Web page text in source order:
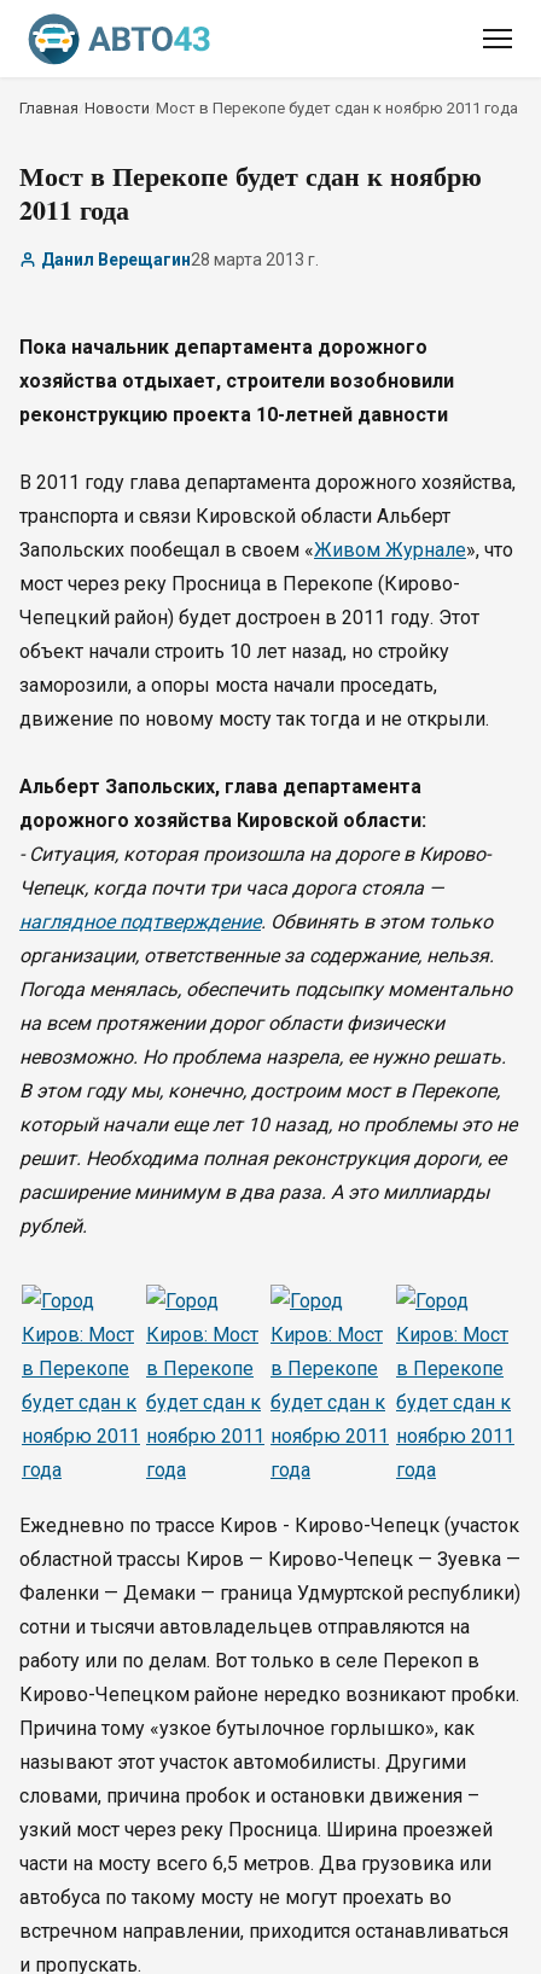
Главная Новости Мост в Перекопе будет сдан к ноябрю 2011 года
Мост в Перекопе будет сдан к ноябрю
2011 года
Данил Верещагин28 марта 2013 г.
Пока начальник департамента дорожного
хозяйства отдыхает, строители возобновили
реконструкцию проекта 10-летней давности
В 2011 году глава департамента дорожного хозяйства,
транспорта и связи Кировской области Альберт
Запольских пообещал в своем «Живом Журнале», что
мост через реку Просница в Перекопе (Кирово-
Чепецкий район) будет достроен в 2011 году. Этот
объект начали строить 10 лет назад, но стройку
заморозили, а опоры моста начали проседать,
движение по новому мосту так тогда и не открыли.
Альберт Запольских, глава департамента
дорожного хозяйства Кировской области:
- Ситуация, которая произошла на дороге в Кирово-
Чепецк, когда почти три часа дорога стояла —
наглядное подтверждение. Обвинять в этом только
организации, ответственные за содержание, нельзя.
Погода менялась, обеспечить подсыпку моментально
на всем протяжении дорог области физически
невозможно. Но проблема назрела, ее нужно решать.
В этом году мы, конечно, достроим мост в Перекопе,
который начали еще лет 10 назад, но проблемы это не
решит. Необходима полная реконструкция дороги, ее
расширение минимум в два раза. А это миллиарды
рублей.
Ежедневно по трассе Киров - Кирово-Чепецк (участок
областной трассы Киров — Кирово-Чепецк — Зуевка —
Фаленки — Демаки — граница Удмуртской республики)
сотни и тысячи автовладельцев отправляются на
работу или по делам. Вот только в селе Перекоп в
Кирово-Чепецком районе нередко возникают пробки.
Причина тому «узкое бутылочное горлышко», как
называют этот участок автомобилисты. Другими
словами, причина пробок и остановки движения –
узкий мост через реку Просница. Ширина проезжей
части на мосту всего 6,5 метров. Два грузовика или
автобуса по такому мосту не могут проехать во
встречном направлении, приходится останавливаться
и пропускать.